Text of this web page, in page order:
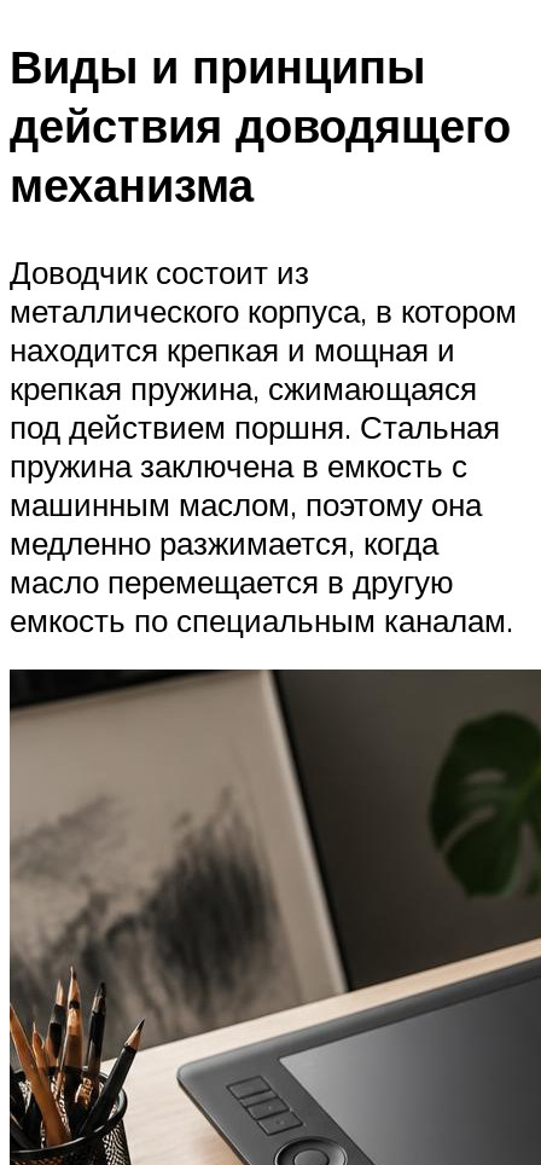
Виды и принципы
действия доводящего
механизма
Доводчик состоит из
металлического корпуса, в котором
находится крепкая и мощная и
крепкая пружина, сжимающаяся
под действием поршня. Стальная
пружина заключена в емкость с
машинным маслом, поэтому она
медленно разжимается, когда
масло перемещается в другую
емкость по специальным каналам.